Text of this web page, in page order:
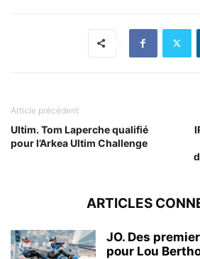
Article précédent
Ultim. Tom Laperche qualifié
pour l’Arkea Ultim Challenge
ARTICLES
JO. Des
pour Lou